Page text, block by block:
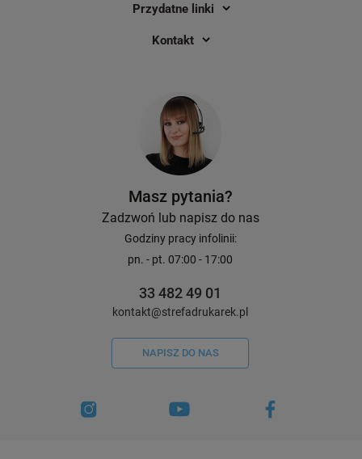
Przydatne linki
Kontakt
Masz pytania?
Zadzwoń lub napisz do nas
Godziny pracy infolinii:
pn. - pt. 07:00 - 17:00
33 482 49 01
kontakt@strefadrukarek.pl
NAPISZ DO NAS